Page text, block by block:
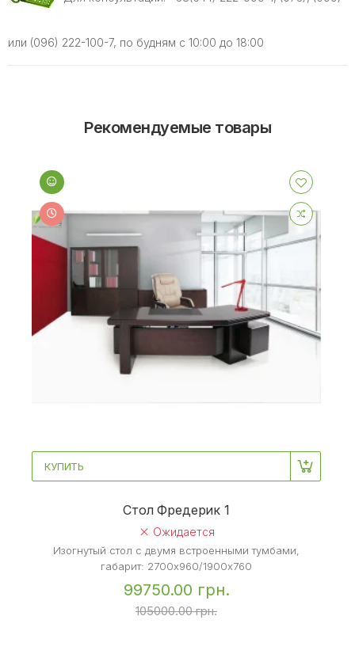
или (096) 222-100-7, по будням с 10:00 до 18:00
Рекомендуемые товары
КУПИТЬ
Стол Фредерик 1
Ожидается
Изогнутый стол с двумя встроенными тумбами,
габарит: 2700х960/1900х760
99750.00 грн.
105000.00 грн.